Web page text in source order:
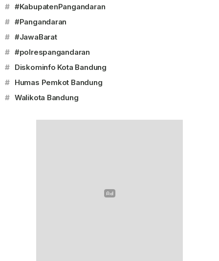
# #KabupatenPangandaran
# #Pangandaran
# #JawaBarat
# #polrespangandaran
# Diskominfo Kota Bandung
# Humas Pemkot Bandung
# Walikota Bandung